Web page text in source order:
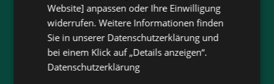
Filtere nach Branchen und stöbere in Produkten
und Flugblättern
Plane deinen Einkauf mit unserem Merkzettel
Lasse dich benachrichtigen, wenn es neue
Flugblätter gibt
Website] anpassen oder Ihre Einwilligung
widerrufen. Weitere Informationen finden
Sie in unserer Datenschutzerklärung und
bei einem Klick auf „Details anzeigen“.
Datenschutzerklärung